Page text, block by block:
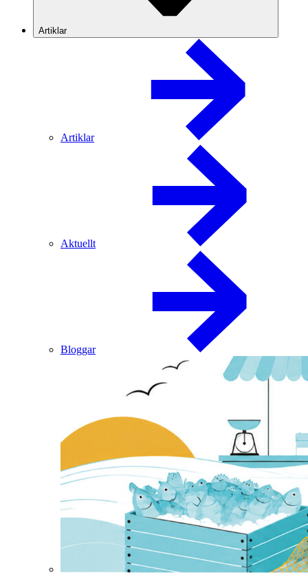
Artiklar
Artiklar
Aktuellt
Bloggar